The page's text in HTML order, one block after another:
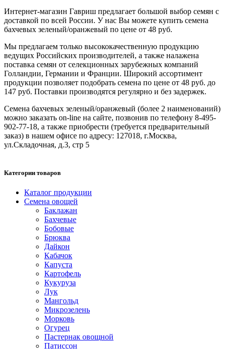
Интернет-магазин Гавриш предлагает большой выбор семян с
доставкой по всей России. У нас Вы можете купить семена
бахчевых зеленый/оранжевый по цене от 48 руб.
Мы предлагаем только высококачественную продукцию
ведущих Российских производителей, а также налажена
поставка семян от селекционных зарубежных компаний
Голландии, Германии и Франции. Широкий ассортимент
продукции позволяет подобрать семена по цене от 48 руб. до
147 руб. Поставки производятся регулярно и без задержек.
Семена бахчевых зеленый/оранжевый (более 2 наименований)
можно заказать on-line на сайте, позвонив по телефону 8-495-
902-77-18, а также приобрести (требуется предварительный
заказ) в нашем офисе по адресу: 127018, г.Москва,
ул.Складочная, д.3, стр 5
Категории товаров
Каталог продукции
Семена овощей
Баклажан
Бахчевые
Бобовые
Брюква
Дайкон
Кабачок
Капуста
Картофель
Кукуруза
Лук
Мангольд
Микрозелень
Морковь
Огурец
Пастернак овощной
Патиссон